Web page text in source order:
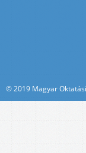
© 2019 Magyar